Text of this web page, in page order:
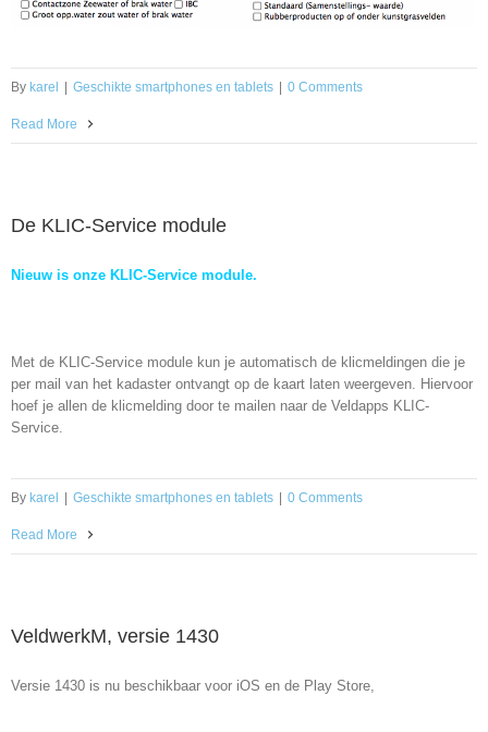
By karel Geschikte smartphones en tablets 0 Comments
Read More
De KLIC-Service module
Nieuw is onze KLIC-Service module.
Met de KLIC-Service module kun je automatisch de klicmeldingen die je
per mail van het kadaster ontvangt op de kaart laten weergeven. Hiervoor
hoef je allen de klicmelding door te mailen naar de Veldapps KLIC-
Service.
By karel Geschikte smartphones en tablets 0 Comments
Read More
VeldwerkM, versie 1430
Versie 1430 is nu beschikbaar voor iOS en de Play Store,